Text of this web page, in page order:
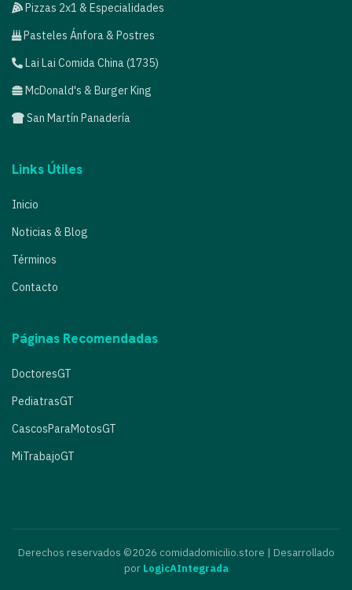
Pizzas 2x1 & Especialidades
Pasteles Ánfora & Postres
Lai Lai Comida China (1735)
McDonald's & Burger King
San Martín Panadería
Links Útiles
Inicio
Noticias & Blog
Términos
Contacto
Páginas Recomendadas
DoctoresGT
PediatrasGT
CascosParaMotosGT
MiTrabajoGT
Derechos reservados ©2026 comidadomicilio.store | Desarrollado
por LogicAIntegrada